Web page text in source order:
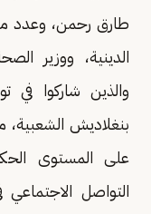
طارق رحمن، وعدد
الدينية، ووزير
والذين شاركوا
بنغلاديش الشعبية،
على المستوى
التواصل